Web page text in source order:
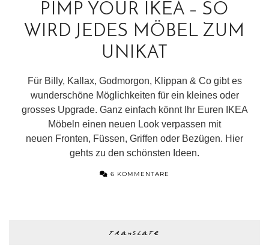
PIMP YOUR IKEA – SO
WIRD JEDES MÖBEL ZUM
UNIKAT
Für Billy, Kallax, Godmorgon, Klippan & Co gibt es
wunderschöne Möglichkeiten für ein kleines oder
grosses Upgrade. Ganz einfach könnt Ihr Euren IKEA
Möbeln einen neuen Look verpassen mit
neuen Fronten, Füssen, Griffen oder Bezügen. Hier
gehts zu den schönsten Ideen.
6 KOMMENTARE
translate